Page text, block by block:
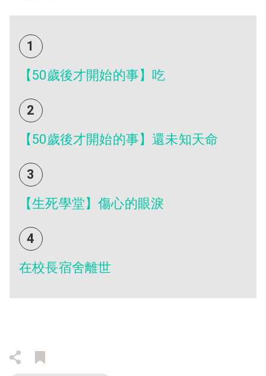
1
【50歲後才開始的事】吃
2
【50歲後才開始的事】還未知天命
3
【生死學堂】傷心的眼淚
4
在校長宿舍離世